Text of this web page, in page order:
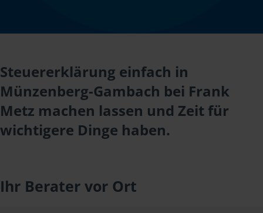
Steuererklärung einfach in
Münzenberg-Gambach bei Frank
Metz machen lassen und Zeit für
wichtigere Dinge haben.
Ihr Berater vor Ort